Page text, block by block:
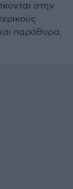
στην
παράθυρα,